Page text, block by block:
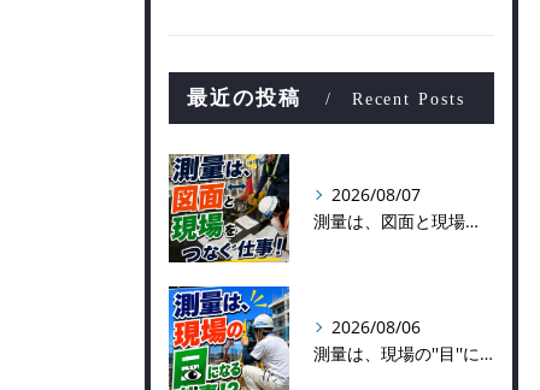
最近の投稿 Recent Posts
2026/08/07
測量は、図面と現場をつなぐ仕事！
2026/08/06
測量は、現場の''目''になる仕事！？